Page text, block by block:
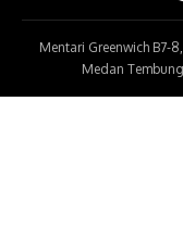
Mentari Greenwich B7-
Medan